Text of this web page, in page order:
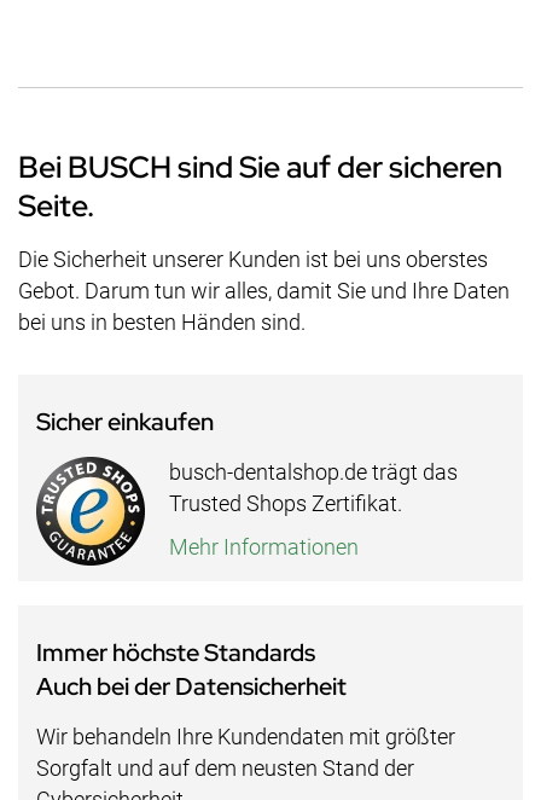
Bei BUSCH sind Sie auf der sicheren
Seite.
Die Sicherheit unserer Kunden ist bei uns oberstes
Gebot. Darum tun wir alles, damit Sie und Ihre Daten
bei uns in besten Händen sind.
Sicher einkaufen
busch-dentalshop.de trägt das
Trusted Shops Zertifikat.
Mehr Informationen
Immer höchste Standards
Auch bei der Datensicherheit
Wir behandeln Ihre Kundendaten mit größter
Sorgfalt und auf dem neusten Stand der